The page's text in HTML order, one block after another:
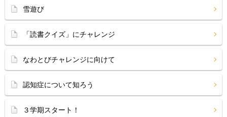
雪遊び
「読書クイズ」にチャレンジ
なわとびチャレンジに向けて
認知症について知ろう
３学期スタート！